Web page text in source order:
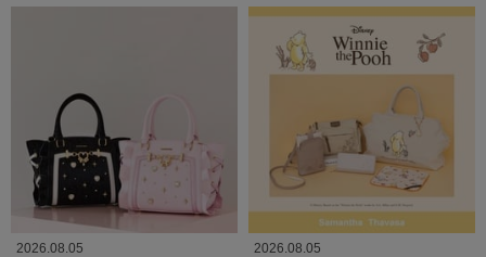
2026.08.05
2026.08.05